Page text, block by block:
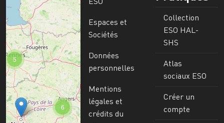
6
5
Espaces et
Sociétés
Données
personnelles
Mentions
légales et
crédits du
Collection
ESO HAL-
SHS
Atlas
sociaux ESO
Créer un
compte